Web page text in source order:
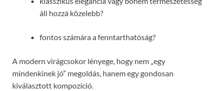
áll hozzá közelebb?
fontos számára a fenntarthatóság?
A modern virágcsokor lényege, hogy nem „egy
mindenkinek jó” megoldás, hanem egy gondosan
kiválasztott kompozíció.